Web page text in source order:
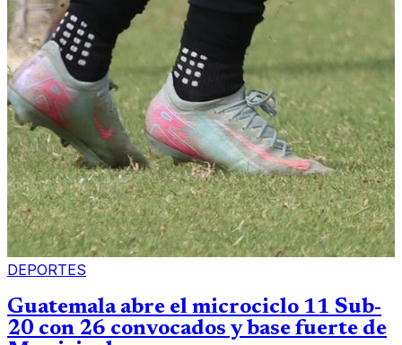
DEPORTES
Guatemala abre el microciclo 11 Sub-
20 con 26 convocados y base fuerte de